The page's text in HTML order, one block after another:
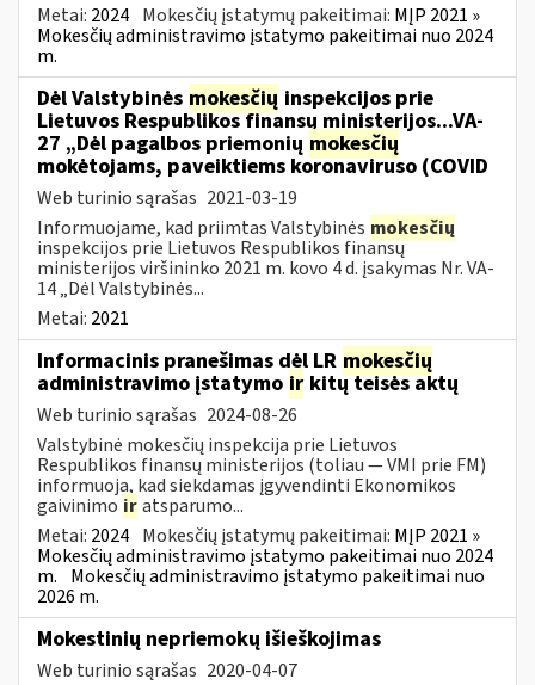
Metai: 2024 Mokesčių įstatymų pakeitimai: MĮP 2021 »
Mokesčių administravimo įstatymo pakeitimai nuo 2024
m.
Dėl Valstybinės mokesčių inspekcijos prie
Lietuvos Respublikos finansų ministerijos...VA-
27 „Dėl pagalbos priemonių mokesčių
mokėtojams, paveiktiems koronaviruso (COVID
Web turinio sąrašas 2021-03-19
Informuojame, kad priimtas Valstybinės mokesčių
inspekcijos prie Lietuvos Respublikos finansų
ministerijos viršininko 2021 m. kovo 4 d. įsakymas Nr. VA-
14 „Dėl Valstybinės...
Metai: 2021
Informacinis pranešimas dėl LR mokesčių
administravimo įstatymo ir kitų teisės aktų
Web turinio sąrašas 2024-08-26
Valstybinė mokesčių inspekcija prie Lietuvos
Respublikos finansų ministerijos (toliau — VMI prie FM)
informuoja, kad siekdamas įgyvendinti Ekonomikos
gaivinimo iratsparumo...
Metai: 2024 Mokesčių įstatymų pakeitimai: MĮP 2021 »
Mokesčių administravimo įstatymo pakeitimai nuo 2024
m. Mokesčių administravimo įstatymo pakeitimai nuo
2026 m.
Mokestinių nepriemokų išieškojimas
Web turinio sąrašas 2020-04-07